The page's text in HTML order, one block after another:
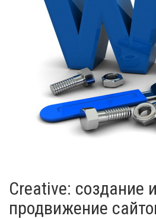
Creative: создание и
продвижение